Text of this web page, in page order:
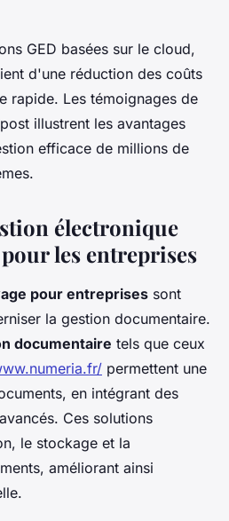
GED basées sur le cloud,
d'une réduction des coûts
rapide. Les témoignages de
illustrent les avantages
efficace de millions de
électronique
les entreprises
pour entreprises sont
la gestion documentaire.
documentaire tels que ceux
permettent une
en intégrant des
Ces solutions
le stockage et la
améliorant ainsi